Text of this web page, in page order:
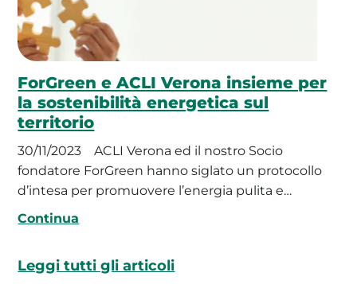
ForGreen e ACLI Verona insieme per
la sostenibilità energetica sul
territorio
30/11/2023
ACLI Verona ed il nostro Socio
fondatore ForGreen hanno siglato un protocollo
d’intesa per promuovere l’energia pulita e…
Continua
Leggi tutti gli articoli